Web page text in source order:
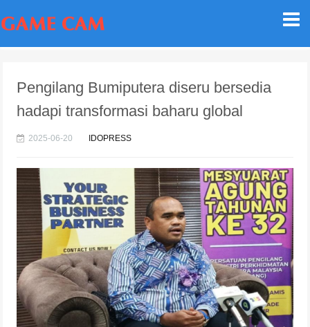
Pengilang Bumiputera diseru bersedia
hadapi transformasi baharu global
2025-06-20 IDOPRESS